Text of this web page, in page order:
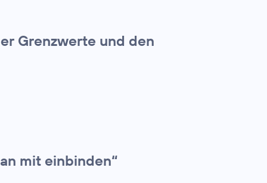
Grenzwerte und den
mit einbinden“